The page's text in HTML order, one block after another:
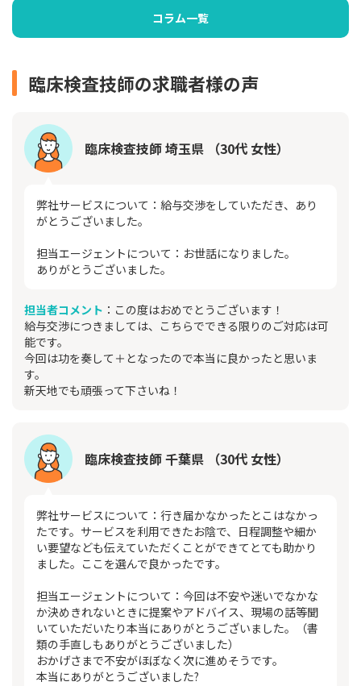
コラム一覧
臨床検査技師の求職者様の声
臨床検査技師 埼玉県 （30代 女性）
弊社サービスについて：給与交渉をしていただき、あり
がとうございました。
担当エージェントについて：お世話になりました。
ありがとうございました。
担当者コメント ：この度はおめでとうございます！
給与交渉につきましては、こちらでできる限りのご対応は可
能です。
今回は功を奏して＋となったので本当に良かったと思いま
す。
新天地でも頑張って下さいね！
臨床検査技師 千葉県 （30代 女性）
弊社サービスについて：行き届かなかったとこはなかっ
たです。サービスを利用できたお陰で、日程調整や細か
い要望なども伝えていただくことができてとても助かり
ました。ここを選んで良かったです。
担当エージェントについて：今回は不安や迷いでなかな
か決めきれないときに提案やアドバイス、現場の話等聞
いていただいたり本当にありがとうございました。（書
類の手直しもありがとうございました）
おかげさまで不安がほぼなく次に進めそうです。
本当にありがとうございました?